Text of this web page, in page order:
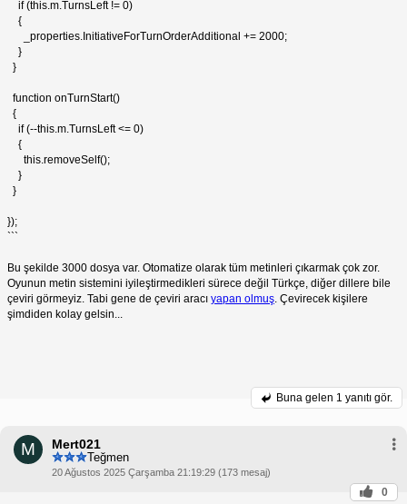
if (this.m.TurnsLeft != 0)
{
_properties.InitiativeForTurnOrderAdditional += 2000;
}
}
function onTurnStart()
{
if (--this.m.TurnsLeft <= 0)
{
this.removeSelf();
}
}
});
```
Bu şekilde 3000 dosya var. Otomatize olarak tüm metinleri çıkarmak çok zor.
Oyunun metin sistemini iyileştirmedikleri sürece değil Türkçe, diğer dillere bile
çeviri görmeyiz. Tabi gene de çeviri aracı yapan olmuş . Çevirecek kişilere
şimdiden kolay gelsin...
Buna gelen 1 yanıtı gör.
M Mert021
Teğmen
20 Ağustos 2025 Çarşamba 21:19:29 (173 mesaj)
0